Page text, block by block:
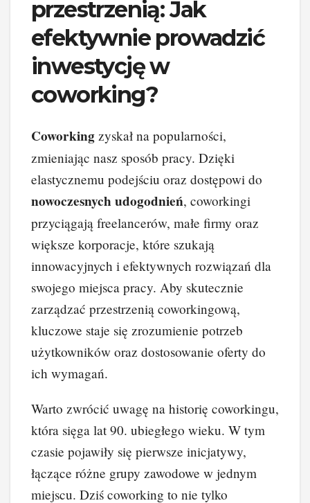
przestrzenią: Jak
efektywnie prowadzić
inwestycję w
coworking?
Coworking zyskał na popularności,
zmieniając nasz sposób pracy. Dzięki
elastycznemu podejściu oraz dostępowi do
nowoczesnych udogodnień, coworkingi
przyciągają freelancerów, małe firmy oraz
większe korporacje, które szukają
innowacyjnych i efektywnych rozwiązań dla
swojego miejsca pracy. Aby skutecznie
zarządzać przestrzenią coworkingową,
kluczowe staje się zrozumienie potrzeb
użytkowników oraz dostosowanie oferty do
ich wymagań.
Warto zwrócić uwagę na historię coworkingu,
która sięga lat 90. ubiegłego wieku. W tym
czasie pojawiły się pierwsze inicjatywy,
łączące różne grupy zawodowe w jednym
miejscu. Dziś coworking to nie tylko